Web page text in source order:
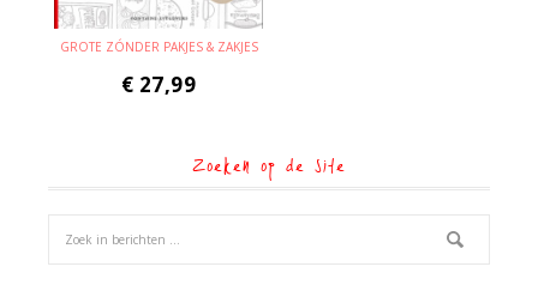
GROTE ZÓNDER PAKJES & ZAKJES
€ 27,99
Zoeken op de site